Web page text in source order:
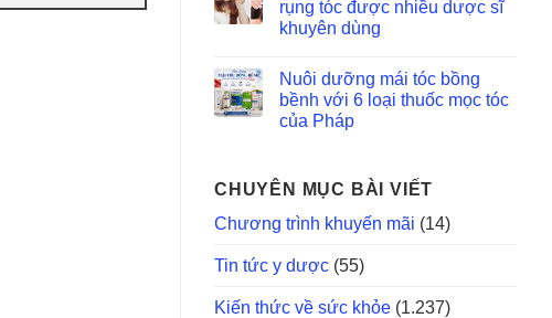
rụng tóc được nhiều dược sĩ
khuyên dùng
Nuôi dưỡng mái tóc bồng
bềnh với 6 loại thuốc mọc tóc
của Pháp
CHUYÊN MỤC BÀI VIẾT
Chương trình khuyến mãi (14)
Tin tức y dược (55)
Kiến thức về sức khỏe (1.237)